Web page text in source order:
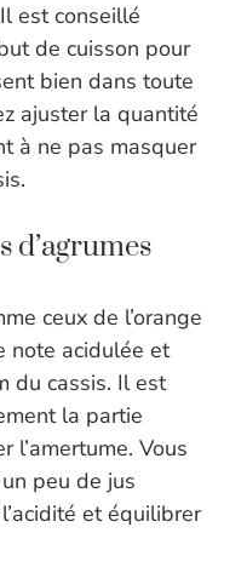
est conseillé
de cuisson pour
bien dans toute
ajuster la quantité
à ne pas masquer
d’agrumes
ceux de l’orange
note acidulée et
du cassis. Il est
la partie
l’amertume. Vous
peu de jus
et équilibrer